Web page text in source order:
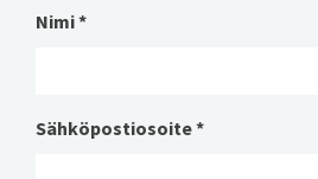
Nimi*
Sähköpostiosoite*